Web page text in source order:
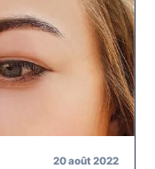
20 août 2022